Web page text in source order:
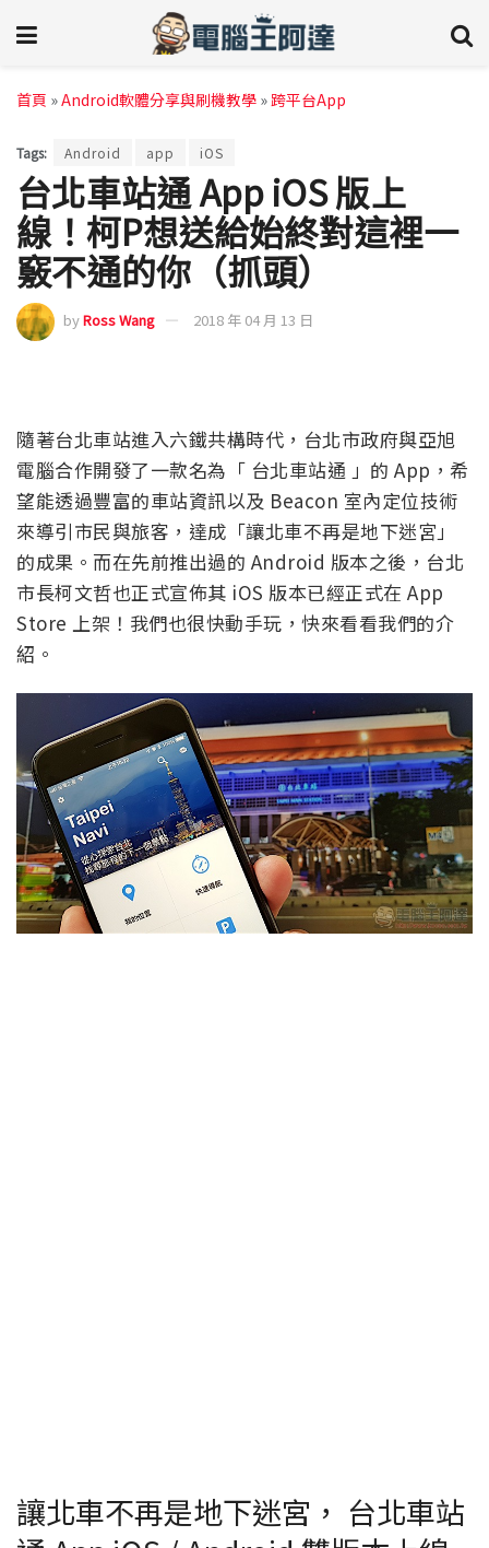
首頁 »Android軟體分享與刷機教學 »跨平台App
Tags: Android app iOS
台北車站通 App iOS 版上
線！柯P想送給始終對這裡一
竅不通的你（抓頭）
byRoss Wang 2018 年 04 月 13 日
隨著台北車站進入六鐵共構時代，台北市政府與亞旭
電腦合作開發了一款名為「 台北車站通 」的 App，希
望能透過豐富的車站資訊以及 Beacon 室內定位技術
來導引市民與旅客，達成「讓北車不再是地下迷宮」
的成果。而在先前推出過的 Android 版本之後，台北
市長柯文哲也正式宣佈其 iOS 版本已經正式在 App
Store 上架！我們也很快動手玩，快來看看我們的介
紹。
讓北車不再是地下迷宮， 台北車站